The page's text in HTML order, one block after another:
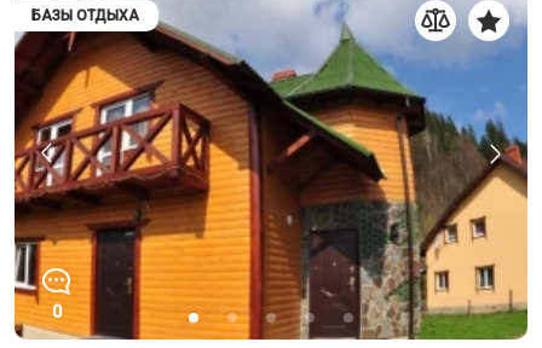
БАЗЫ ОТДЫХА
0